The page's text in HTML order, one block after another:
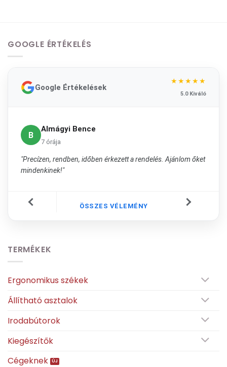
GOOGLE ÉRTÉKELÉS
Google Értékelések
★★★★★
5.0 Kiváló
B
Almágyi Bence
7 órája
"Precízen, rendben, időben érkezett a rendelés. Ajánlom őket
mindenkinek!"
ÖSSZES VÉLEMÉNY
TERMÉKEK
Ergonomikus székek
Állítható asztalok
Irodabútorok
Kiegészítők
Cégeknek